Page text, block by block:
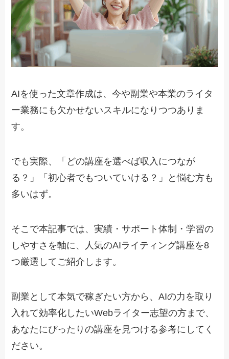
AIを使った文章作成は、今や副業や本業のライタ
ー業務にも欠かせないスキルになりつつありま
す。
でも実際、「どの講座を選べば収入につなが
る？」「初心者でもついていける？」と悩む方も
多いはず。
そこで本記事では、実績・サポート体制・学習の
しやすさを軸に、人気のAIライティング講座を8
つ厳選してご紹介します。
副業として本気で稼ぎたい方から、AIの力を取り
入れて効率化したいWebライター志望の方まで、
あなたにぴったりの講座を見つける参考にしてく
ださい。